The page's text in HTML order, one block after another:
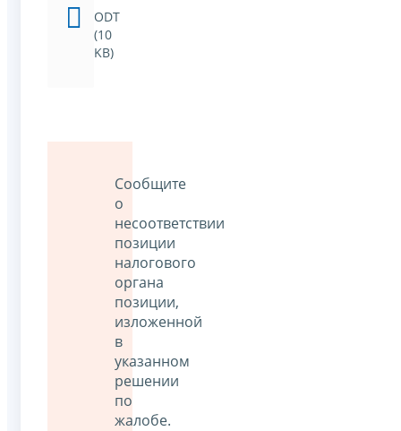
ODT
(10
KB)
Сообщите
о
несоответствии
позиции
налогового
органа
позиции,
изложенной
в
указанном
решении
по
жалобе.